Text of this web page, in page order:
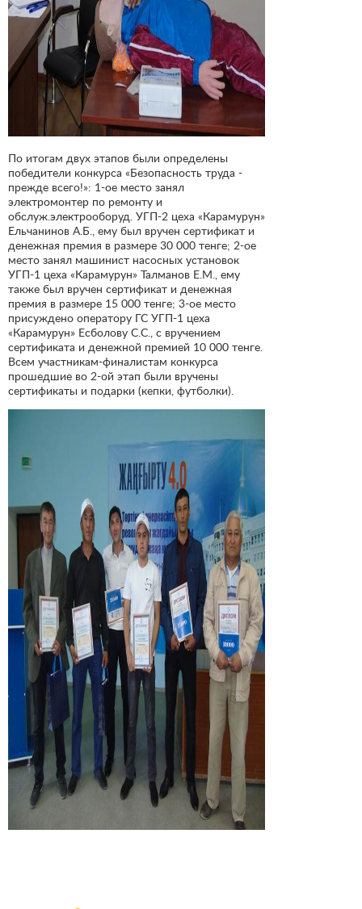
По итогам двух этапов были определены
победители конкурса «Безопасность труда -
прежде всего!»: 1-ое место занял
электромонтер по ремонту и
обслуж.электрооборуд. УГП-2 цеха «Карамурун»
Ельчанинов А.Б., ему был вручен сертификат и
денежная премия в размере 30 000 тенге; 2-ое
место занял машинист насосных установок
УГП-1 цеха «Карамурун» Талманов Е.М., ему
также был вручен сертификат и денежная
премия в размере 15 000 тенге; 3-ое место
присуждено оператору ГС УГП-1 цеха
«Карамурун» Есболову С.С., с вручением
сертификата и денежной премией 10 000 тенге.
Всем участникам-финалистам конкурса
прошедшие во 2-ой этап были вручены
сертификаты и подарки (кепки, футболки).